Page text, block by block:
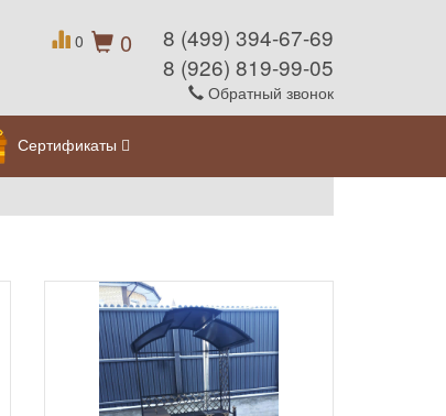
0
0
8 (499) 394-67-69
8 (926) 819-99-05
Обратный звонок
Сертификаты